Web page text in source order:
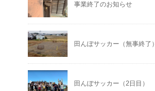
事業終了のお知らせ
田んぼサッカー（無事終了）
田んぼサッカー（2日目）